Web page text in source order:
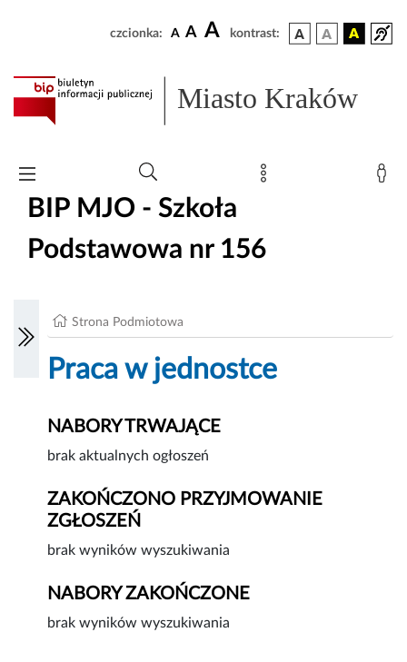
czcionka: A A A kontrast:
Miasto Kraków
BIP MJO - Szkoła
Podstawowa nr 156
Strona Podmiotowa
Praca w jednostce
NABORY TRWAJĄCE
brak aktualnych ogłoszeń
ZAKOŃCZONO PRZYJMOWANIE
ZGŁOSZEŃ
brak wyników wyszukiwania
NABORY ZAKOŃCZONE
brak wyników wyszukiwania